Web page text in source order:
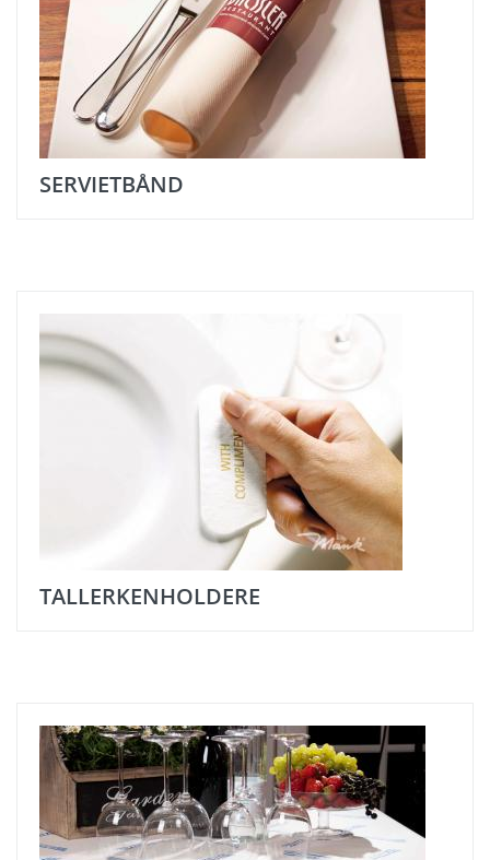
SERVIETBÅND
TALLERKENHOLDERE